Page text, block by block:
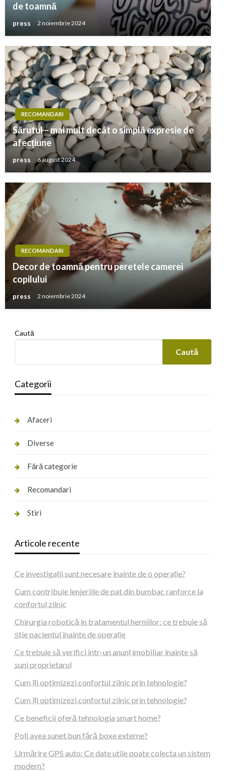
de toamnă
press 2 noiembrie 2024
RECOMANDARI
Sărutul – mai mult decât o simplă expresie de
afecțiune
press 6 august 2024
RECOMANDARI
Decor de toamnă pentru peretele camerei
copilului
press 2 noiembrie 2024
Caută
Caută
Categorii
Afaceri
Diverse
Fără categorie
Recomandari
Stiri
Articole recente
Ce investigații sunt necesare înainte de o operație?
Cum contribuie lenjeriile de pat din bumbac ranforce la
confortul zilnic
Chirurgia robotică în tratamentul herniilor: ce trebuie să
știe pacientul înainte de operație
Ce trebuie să verifici într-un anunț imobiliar înainte să
suni proprietarul
Cum îți optimizezi confortul zilnic prin tehnologie?
Cum îți optimizezi confortul zilnic prin tehnologie?
Ce beneficii oferă tehnologia smart home?
Poți avea sunet bun fără boxe externe?
Urmărire GPS auto: Ce date utile poate colecta un sistem
modern?